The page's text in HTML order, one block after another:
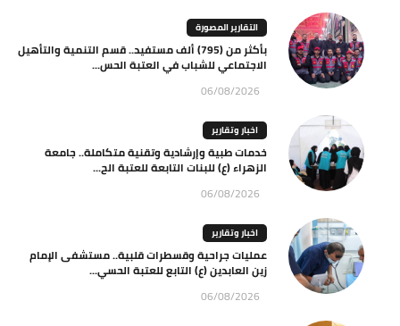
التقارير المصورة
بأكثر من (795) ألف مستفيد.. قسم التنمية والتأهيل
الاجتماعي للشباب في العتبة الحس...
06/08/2026
اخبار وتقارير
خدمات طبية وإرشادية وتقنية متكاملة.. جامعة
الزهراء (ع) للبنات التابعة للعتبة الح...
06/08/2026
اخبار وتقارير
عمليات جراحية وقسطرات قلبية.. مستشفى الإمام
زين العابدين (ع) التابع للعتبة الحسي...
06/08/2026